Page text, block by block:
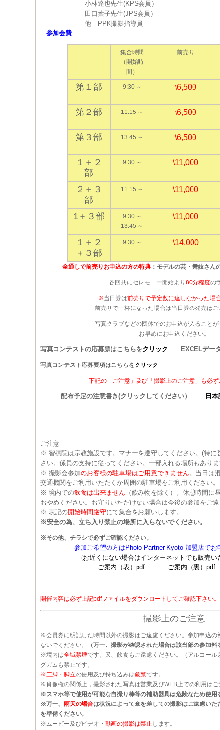
小林達也先生(KPS会員）
田口葉子先生(JPS会員）
他 PPK撮影指導員
参加会費
集合時間
（開始時
間）
前売り
第１部 9:30 ～ \6,500
第２部 11:15 ～ \6,500
第３部 13:45 ～ \6,500
１＋２
部
9:30 ～ \11,000
２＋３
部
11:15 ～ \11,000
1＋３部
9:30 ～
13:45 ～
\11,000
１＋２
＋３部
9:30 ～ \14,000
全通しで前売りお申込の方の特典 ：モデルの芸・舞妓さん
各回共にセレモニー開始より 80分程度の
※当日券は前売りで予定数に達しなかった場
前売りで一杯になった場合は当日券の発売は
写真クラブなどの団体でのお申込が入ること
お早めにお申込ください。
写真コンテストの応募票はこちらをクリック EXCELデータ
写真コンテスト応募要項はこちらをクリック
下記の「ご注意」及び「撮影上のご注意」も必
配布予定の注意書き(クリックしてください） 日本
ご注意
※ 智積院は宗教施設です。マナーを遵守してください。(特に
さい。係員の支持に従ってください。一部入れる場所もあり
※ 撮影会参加のお客様の駐車場はご用意できません。当日は
交通機関をご利用いただくか周囲の駐車場をご利用ください。
※ 境内での飲食は出来ません （飲み物を除く）。休憩時間に
おやめください。お守りいただけない場合は今後の参加をご
※ 表記の開始時間厳守にて集合をお願いします。
※安全の為、立ち入り禁止の場所に入らないでください。
※その他、チラシで必ずご確認ください。
参加ご希望の方は Photo Partner Kyoto 加盟店でお
(お近くにない場合はインターネットでも販売い
ご案内（表）pdf
ご案内（裏）pdf
開催内容は必ず上記pdfファイルをダウンロードしてご確認下さい。
撮影上のご注意
※会員券に明記した時間以外の撮影はご遠慮ください。参加申込の
ないでください。
（万一、撮影が確認された場合は該当部の参加
※境内は全域禁煙です。又、飲食もご遠慮ください。（アルコール
グガムも禁止です。
※三脚・脚立の使用及び持ち込みは厳禁です。
※肖像権の関係上，撮影された写真は営業及びWEB上での利用はご
※スマホ等で使用が可能な自撮り棒等の補助器具は危険なため使用
※万一、 雨天の場合は状況によって傘を差しての撮影はご遠慮いた
を準備ください。
※ムービー及びビデオ・ 動画の撮影は禁止 します。